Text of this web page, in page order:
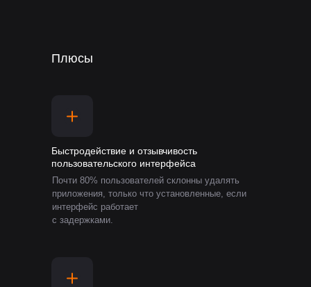
Почти 80% пользователей склонны удалять
приложения, только что установленные, если
интерфейс работает
с задержками.
Быстродействие и отзывчивость
пользовательского интерфейса
Плюсы